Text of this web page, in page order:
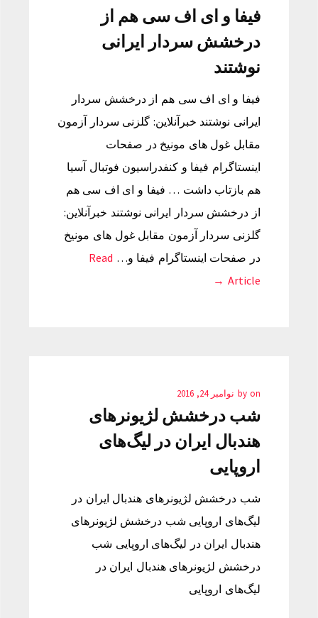
فیفا و ای اف سی هم از
درخشش سردار ایرانی
نوشتند
فیفا و ای اف سی هم از درخشش سردار
ایرانی نوشتند خبرآنلاین: گلزنی سردار آزمون
مقابل غول های مونیخ در صفحات
اینستاگرام فیفا و کنفدراسیون فوتبال آسیا
هم بازتاب داشت … فیفا و ای اف سی هم
از درخشش سردار ایرانی نوشتند خبرآنلاین:
گلزنی سردار آزمون مقابل غول های مونیخ
در صفحات اینستاگرام فیفا و… Read
Article →
by on نوامبر 24, 2016
شب درخشش لژیونرهای
هندبال ایران در لیگ‌های
اروپایی
شب درخشش لژیونرهای هندبال ایران در
لیگ‌های اروپایی شب درخشش لژیونرهای
هندبال ایران در لیگ‌های اروپایی شب
درخشش لژیونرهای هندبال ایران در
لیگ‌های اروپایی